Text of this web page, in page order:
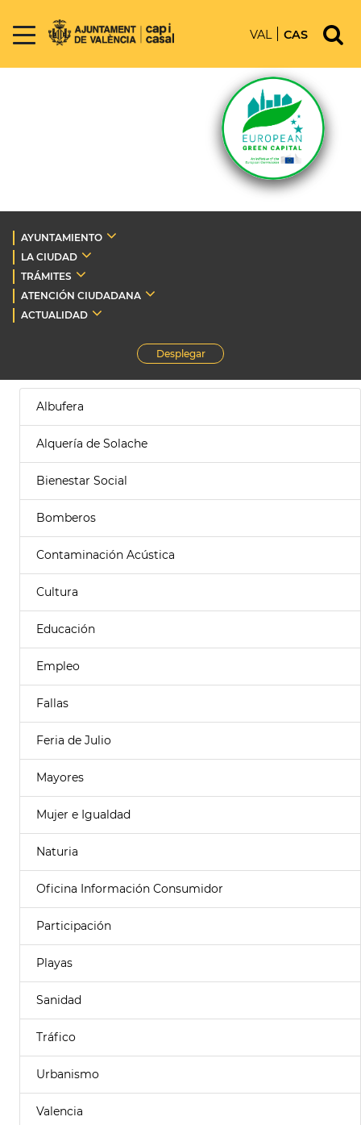
VAL CAS
AYUNTAMIENTO
LA CIUDAD
TRÁMITES
ATENCIÓN CIUDADANA
ACTUALIDAD
Desplegar
Albufera
Alquería de Solache
Bienestar Social
Bomberos
Contaminación Acústica
Cultura
Educación
Empleo
Fallas
Feria de Julio
Mayores
Mujer e Igualdad
Naturia
Oficina Información Consumidor
Participación
Playas
Sanidad
Tráfico
Urbanismo
Valencia